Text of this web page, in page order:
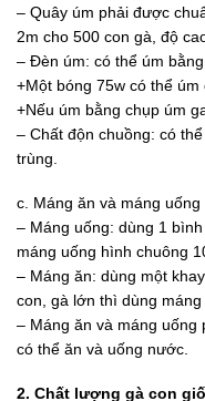
– Quây úm phải được
2m cho 500 con gà, độ
– Đèn úm: có thể úm
+Một bóng 75w có thể úm
+Nếu úm bằng chụp úm
– Chất độn chuồng: có
trùng.
c. Máng ăn và máng uống
– Máng uống: dùng 1
máng uống hình chuông
– Máng ăn: dùng một
con, gà lớn thì dùng
– Máng ăn và máng uống
có thể ăn và uống nước.
2. Chất lượng gà con